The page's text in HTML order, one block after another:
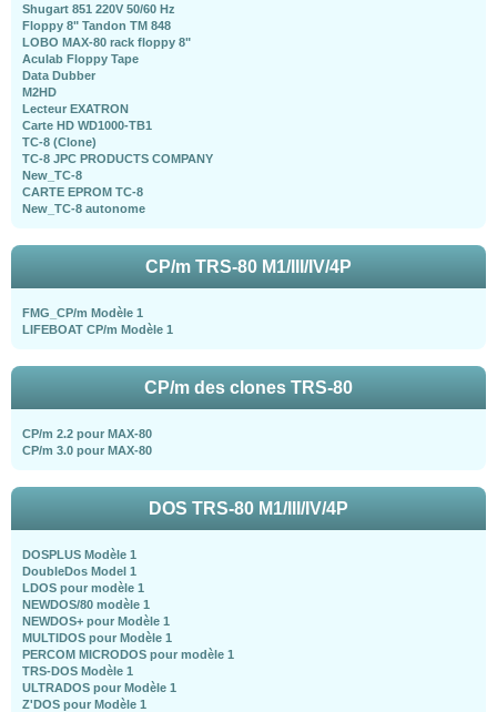
Shugart 851 220V 50/60 Hz
Floppy 8" Tandon TM 848
LOBO MAX-80 rack floppy 8"
Aculab Floppy Tape
Data Dubber
M2HD
Lecteur EXATRON
Carte HD WD1000-TB1
TC-8 (Clone)
TC-8 JPC PRODUCTS COMPANY
New_TC-8
CARTE EPROM TC-8
New_TC-8 autonome
CP/m TRS-80 M1/III/IV/4P
FMG_CP/m Modèle 1
LIFEBOAT CP/m Modèle 1
CP/m des clones TRS-80
CP/m 2.2 pour MAX-80
CP/m 3.0 pour MAX-80
DOS TRS-80 M1/III/IV/4P
DOSPLUS Modèle 1
DoubleDos Model 1
LDOS pour modèle 1
NEWDOS/80 modèle 1
NEWDOS+ pour Modèle 1
MULTIDOS pour Modèle 1
PERCOM MICRODOS pour modèle 1
TRS-DOS Modèle 1
ULTRADOS pour Modèle 1
Z'DOS pour Modèle 1